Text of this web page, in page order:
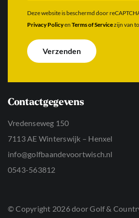
c
h
e
r
a
*
a
r
s
*
n
e
i
c
*
Deze website is beschermd door
Privacy Policyen Terms of Servicezijn van
Verzenden
Contactgegevens
Vredenseweg 150
7113 AE Winterswijk – Henxel
info@golfbaandevoortwisch.nl
0543-563812
© Copyright 2026 door Golf &